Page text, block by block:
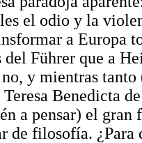
el odio y la
a Europa
del Führer que a
y mientras
Benedicta
a pensar) el
de filosofía. ¿Para